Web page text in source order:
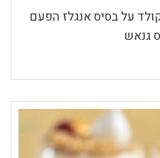
על בסיס אנגלז הפעם
גנאש